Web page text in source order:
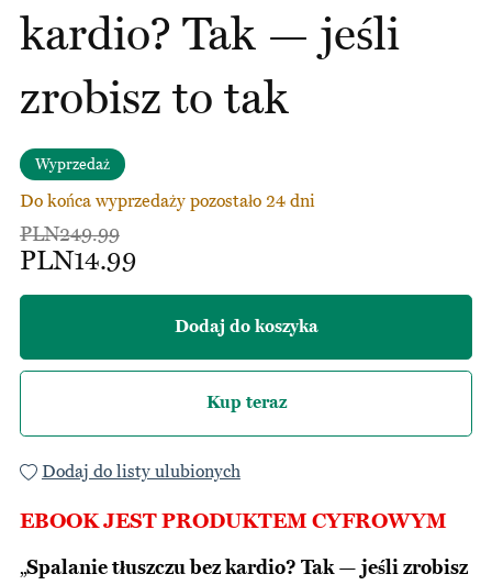
kardio? Tak — jeśli
zrobisz to tak
Wyprzedaż
Do końca wyprzedaży pozostało 24 dni
PLN249.99
PLN14.99
Dodaj do koszyka
Kup teraz
Dodaj do listy ulubionych
EBOOK JEST PRODUKTEM CYFROWYM
„Spalanie tłuszczu bez kardio? Tak — jeśli zrobisz